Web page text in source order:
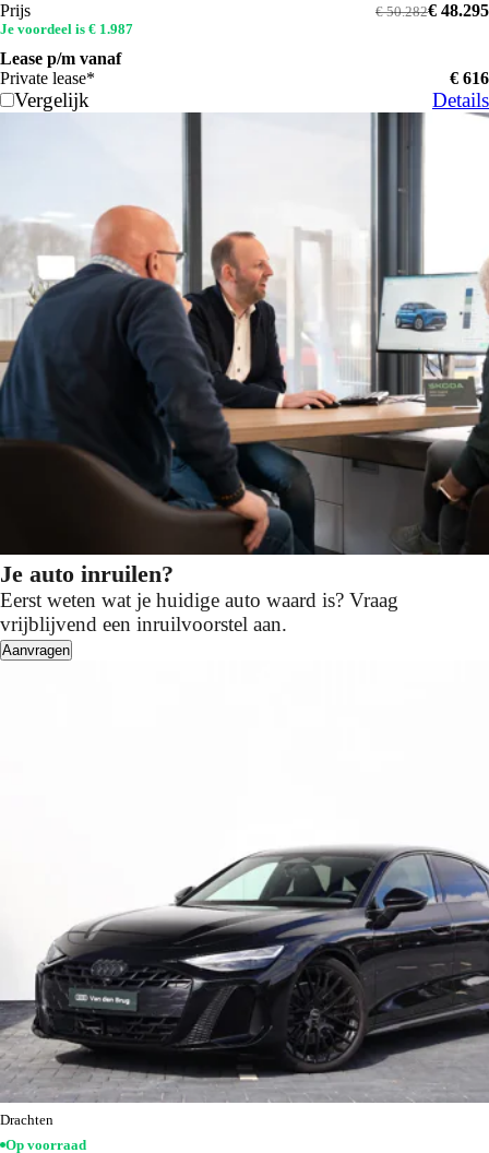
Prijs € 48.295
€ 50.282
Je voordeel is € 1.987
Lease p/m vanaf
Private lease*
€ 616
Vergelijk Details
Je auto inruilen?
Eerst weten wat je huidige auto waard is? Vraag
vrijblijvend een inruilvoorstel aan.
Aanvragen
Drachten
Op voorraad